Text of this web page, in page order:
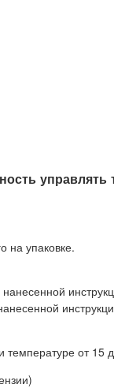
на упаковке.
нанесенной
от 15